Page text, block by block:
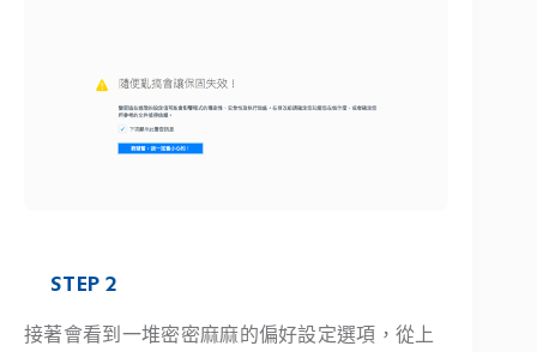
STEP 2
接著會看到一堆密密麻麻的偏好設定選項，從上